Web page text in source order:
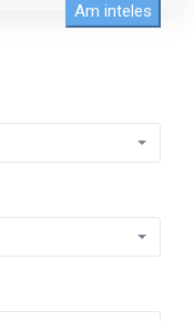
Am inteles